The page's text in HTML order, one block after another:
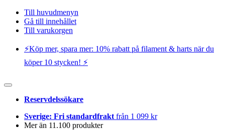
Till huvudmenyn
Gå till innehållet
Till varukorgen
⚡️Köp mer, spara mer: 10% rabatt på filament & harts när du
köper 10 stycken! ⚡️
Reservdelssökare
Sverige: Fri standardfrakt från 1 099 kr
Mer än 11.100 produkter